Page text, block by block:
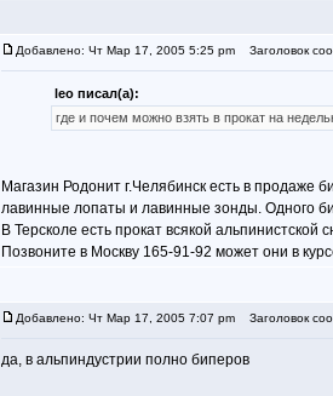
Добавлено: Чт Мар 17, 2005 5:25 pm Заголовок
leo писал(а):
где и почем можно взять в прокат на
Магазин Родонит г.Челябинск есть в продаже
лавинные лопаты и лавинные зонды. Одного
В Терсколе есть прокат всякой
Позвоните в Москву 165-91-92 может они в
Добавлено: Чт Мар 17, 2005 7:07 pm Заголовок
да, в альпиндустрии полно биперов